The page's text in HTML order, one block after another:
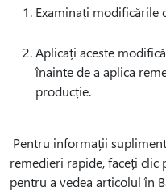
Examinați modificările
Aplicați aceste
înainte de a aplica
producție.
Pentru informații
remedieri rapide, faceți
pentru a vedea articolul în